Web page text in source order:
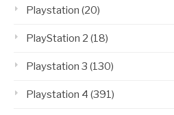
Playstation (20)
PlayStation 2 (18)
Playstation 3 (130)
Playstation 4 (391)